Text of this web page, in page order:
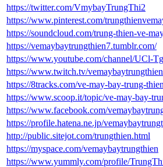
https://twitter.com/VmybayTrungThi2
https://www.pinterest.com/
https://soundcloud.com/trung-thien-ve-
https://vemaybaytrungthien7.tumblr.com/
https://www.youtube.com/channel/UCl-
https://www.twitch.tv/
https://8tracks.com/ve-may-bay-trung-thien
https://www.scoop.it/topic/ve-may-bay-
https://www.facebook.com/
https://profile.hatena.ne.jp/
http://public.sitejot.com/trungthien.html
https://myspace.com/vemaybaytrungthien
https://www.yummly.com/profile/